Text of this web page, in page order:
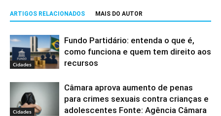
ARTIGOS RELACIONADOS MAIS DO AUTOR
Cidades
Fundo Partidário: entenda o que é,
como funciona e quem tem direito aos
recursos
Cidades
Câmara aprova aumento de penas
para crimes sexuais contra crianças e
adolescentes Fonte: Agência Câmara